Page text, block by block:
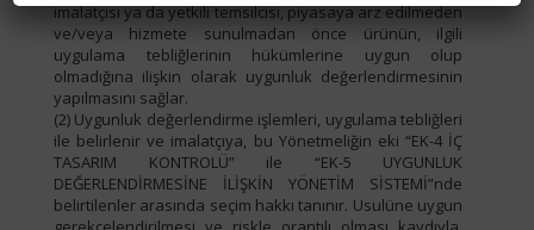
imalatçısı ya da yetkili temsilcisi, piyasaya arz edilmeden
ve/veya hizmete sunulmadan önce ürünün, ilgili
uygulama tebliğlerinin hükümlerine uygun olup
olmadığına ilişkin olarak uygunluk değerlendirmesinin
yapılmasını sağlar.
(2) Uygunluk değerlendirme işlemleri, uygulama tebliğleri
ile belirlenir ve imalatçıya, bu Yönetmeliğin eki “EK-4 İÇ
TASARIM KONTROLÜ” ile “EK-5 UYGUNLUK
DEĞERLENDİRMESİNE İLİŞKİN YÖNETİM SİSTEMİ”nde
belirtilenler arasında seçim hakkı tanınır. Usulüne uygun